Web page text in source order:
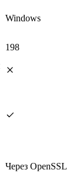
Windows
198
Через OpenSSL